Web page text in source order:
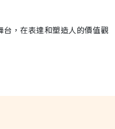
，在表達和塑造人的價值觀